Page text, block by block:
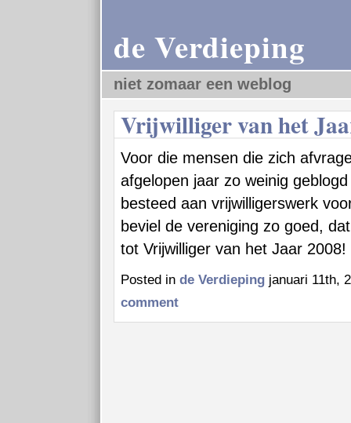
de Verdieping
niet zomaar een weblog
Vrijwilliger van het
Voor die mensen die zich
afgelopen jaar zo weinig
besteed aan vrijwilligerswerk
beviel de vereniging zo goed,
tot Vrijwilliger van het Jaar 2008!
Posted in de Verdieping januari 11th,
comment